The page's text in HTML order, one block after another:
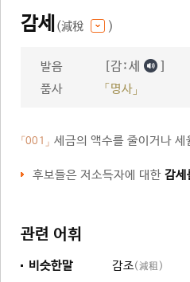
감세 (減稅 )
발음 [감ː세 ]
품사 「명사」
「001」 세금의 액수를 줄이거나 세
후보들은 저소득자에 대한 감세
관련 어휘
비슷한말 감조(減租)